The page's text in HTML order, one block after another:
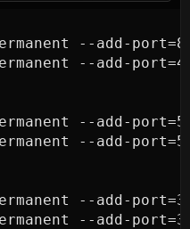
--add-
--add-
--add-
--add-
--add-
--add-